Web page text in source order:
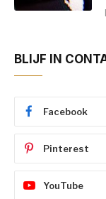
BLIJF IN
Facebook
Pinterest
YouTube